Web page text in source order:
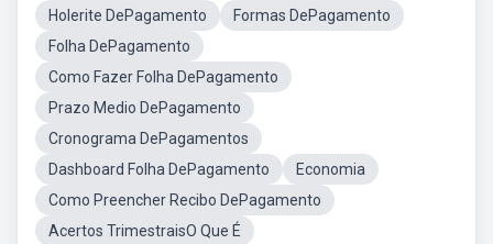
Holerite DePagamento
Formas DePagamento
Folha DePagamento
Como Fazer Folha DePagamento
Prazo Medio DePagamento
Cronograma DePagamentos
Dashboard Folha DePagamento
Economia
Como Preencher Recibo DePagamento
Acertos TrimestraisO Que É